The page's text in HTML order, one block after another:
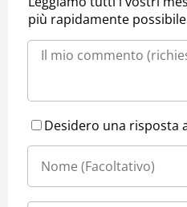
più rapidamente
Desidero una risposta